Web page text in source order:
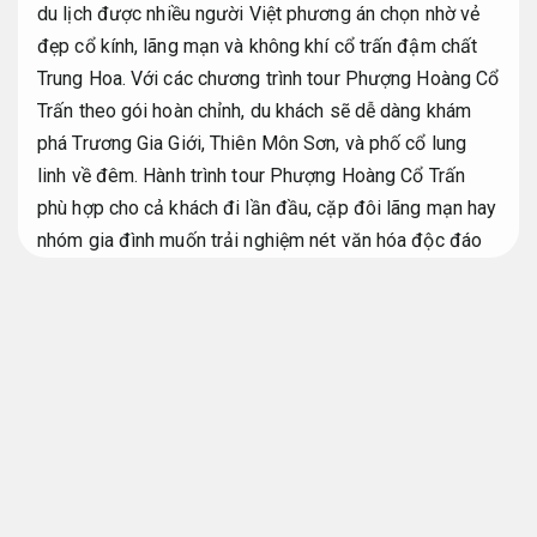
du lịch được nhiều người Việt phương án chọn nhờ vẻ
đẹp cổ kính, lãng mạn và không khí cổ trấn đậm chất
Trung Hoa. Với các chương trình tour Phượng Hoàng Cổ
Trấn theo gói hoàn chỉnh, du khách sẽ dễ dàng khám
phá Trương Gia Giới, Thiên Môn Sơn, và phố cổ lung
linh về đêm. Hành trình tour Phượng Hoàng Cổ Trấn
phù hợp cho cả khách đi lần đầu, cặp đôi lãng mạn hay
nhóm gia đình muốn trải nghiệm nét văn hóa độc đáo